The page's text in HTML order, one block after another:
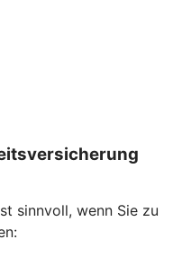
sinnvoll, wenn Sie zu